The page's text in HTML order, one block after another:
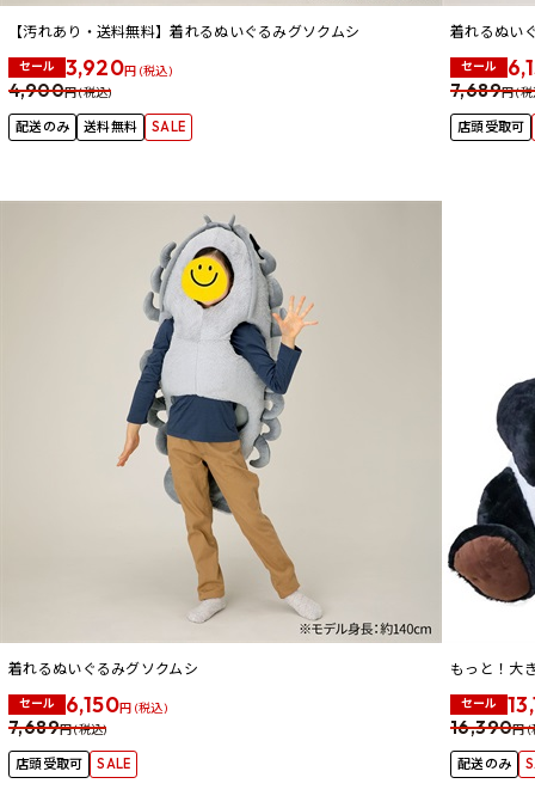
【汚れあり・送料無料】着れるぬいぐるみグソクムシ
セール 3,920円 (税込)
4,900円 (税込)
配送のみ 送料無料 SALE
着れるぬい
セール
7,689円 (税
店頭受取可
着れるぬいぐるみグソクムシ
セール 6,150円 (税込)
7,689円 (税込)
店頭受取可 SALE
もっと！大
セール
16,390円 (
配送のみ